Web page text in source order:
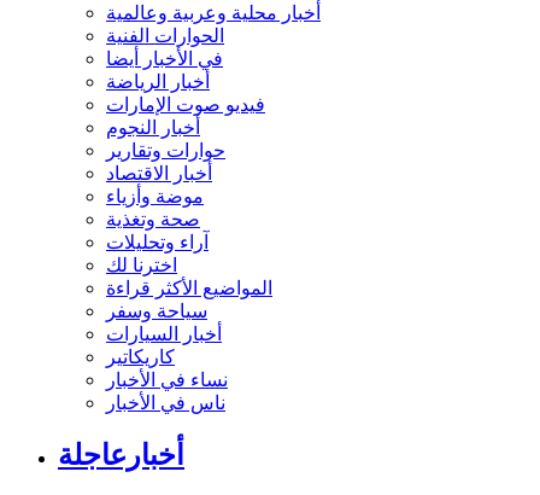
أخبار محلية وعربية وعالمية
الحوارات الفنية
في الأخبار أيضا
أخبار الرياضة
فيديو صوت الإمارات
أخبار النجوم
حوارات وتقارير
أخبار الاقتصاد
موضة وأزياء
صحة وتغذية
آراء وتحليلات
اخترنا لك
المواضيع الأكثر قراءة
سياحة وسفر
أخبار السيارات
كاريكاتير
نساء في الأخبار
ناس في الأخبار
أخبارعاجلة